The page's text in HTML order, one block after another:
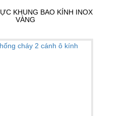
KHUNG BAO KÍNH INOX
VÀNG